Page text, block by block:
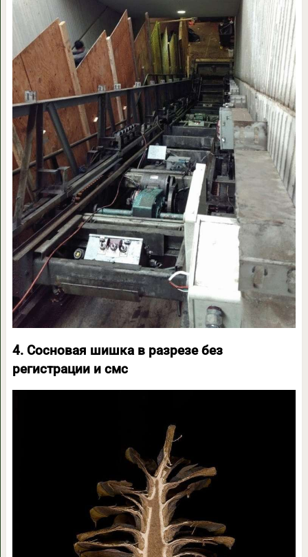
4. Сосновая шишка в разрезе без
регистрации и смс